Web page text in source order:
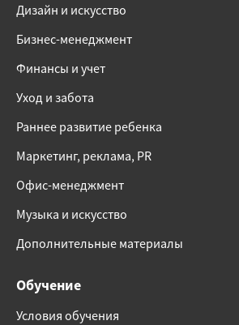
Дизайн и искусство
Бизнес-менеджмент
Финансы и учет
Уход и забота
Раннее развитие ребенка
Маркетинг, реклама, PR
Офис-менеджмент
Музыка и искусство
Дополнительные материалы
Обучение
Условия обучения